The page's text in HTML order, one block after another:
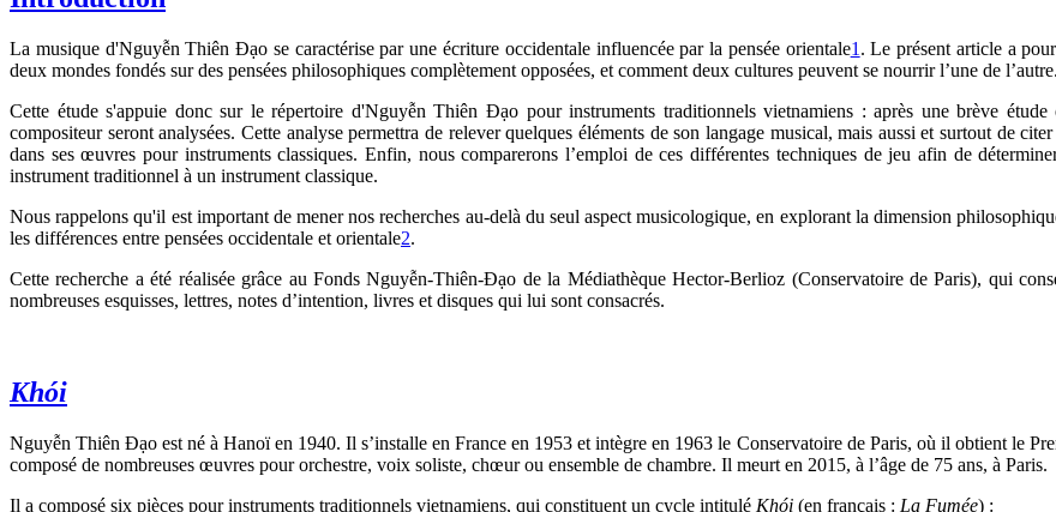
La musique d'Nguyễn Thiên Đạo se caractérise par une écriture occidentale influencée par la pensée orientale1 . Le présent article a
deux mondes fondés sur des pensées philosophiques complètement opposées, et comment deux cultures peuvent se nourrir l’une de l’autre.
Cette étude s'appuie donc sur le répertoire d'Nguyễn Thiên Đạo pour instruments traditionnels vietnamiens : après une brève
compositeur seront analysées. Cette analyse permettra de relever quelques éléments de son langage musical, mais aussi et surtout de
dans ses œuvres pour instruments classiques. Enfin, nous comparerons l’emploi de ces différentes techniques de jeu afin de
instrument traditionnel à un instrument classique.
Nous rappelons qu'il est important de mener nos recherches au-delà du seul aspect musicologique, en explorant la dimension
les différences entre pensées occidentale et orientale2.
Cette recherche a été réalisée grâce au Fonds Nguyễn-Thiên-Đạo de la Médiathèque Hector-Berlioz (Conservatoire de Paris), qui
nombreuses esquisses, lettres, notes d’intention, livres et disques qui lui sont consacrés.
Khói
Nguyễn Thiên Đạo est né à Hanoï en 1940. Il s’installe en France en 1953 et intègre en 1963 le Conservatoire de Paris, où il obtient le
composé de nombreuses œuvres pour orchestre, voix soliste, chœur ou ensemble de chambre. Il meurt en 2015, à l’âge de 75 ans, à Paris.
Il a composé six pièces pour instruments traditionnels vietnamiens, qui constituent un cycle intitulé Khói (en français : La Fumée) :